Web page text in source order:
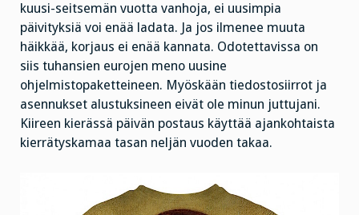
kuusi-seitsemän vuotta vanhoja, ei uusimpia
päivityksiä voi enää ladata. Ja jos ilmenee muuta
häikkää, korjaus ei enää kannata. Odotettavissa on
siis tuhansien eurojen meno uusine
ohjelmistopaketteineen. Myöskään tiedostosiirrot ja
asennukset alustuksineen eivät ole minun juttujani.
Kiireen kierässä päivän postaus käyttää ajankohtaista
kierrätyskamaa tasan neljän vuoden takaa.